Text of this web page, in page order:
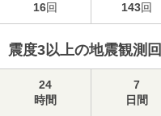
16回 143回
震度3以上の地震観測
24
時間
7
日間